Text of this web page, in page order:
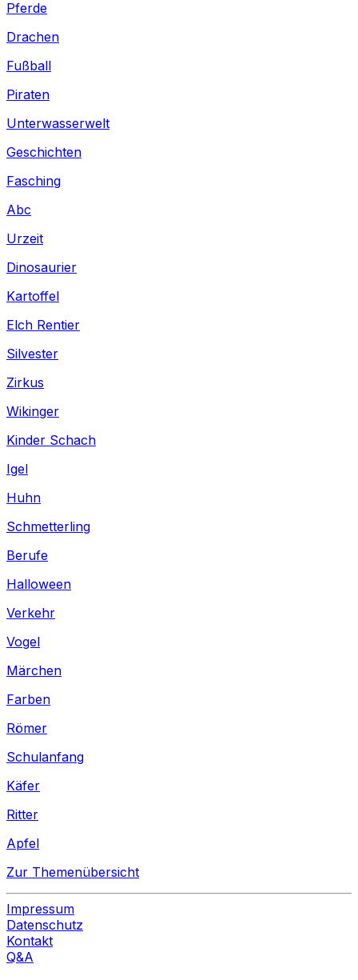
Pferde
Drachen
Fußball
Piraten
Unterwasserwelt
Geschichten
Fasching
Abc
Urzeit
Dinosaurier
Kartoffel
Elch Rentier
Silvester
Zirkus
Wikinger
Kinder Schach
Igel
Huhn
Schmetterling
Berufe
Halloween
Verkehr
Vogel
Märchen
Farben
Römer
Schulanfang
Käfer
Ritter
Apfel
Zur Themenübersicht
Impressum
Datenschutz
Kontakt
Q&A